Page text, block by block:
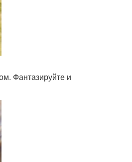
Фантазируйте и